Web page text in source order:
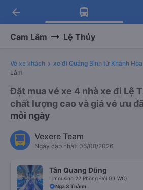
Tải app Vexere ngay!
Nhận ưu đãi thành viên độc
Tải app Vexere
-30k/ghế khi đặt vé máy
arrow_back
Cam Lâm Lệ Thủy
Vé xe khách xe đi Quảng Bình từ Khánh Hòa
Lâm
Đặt mua vé xe 4 nhà xe đi Lệ
chất lượng cao và giá vé ưu
mỗi ngày
Vexere Team
Ngày cập nhật: 06/08/2026
Tân Quang Dũng
Limousine 22 Phòng Đôi G ( WC)
Ngã 3 Thành